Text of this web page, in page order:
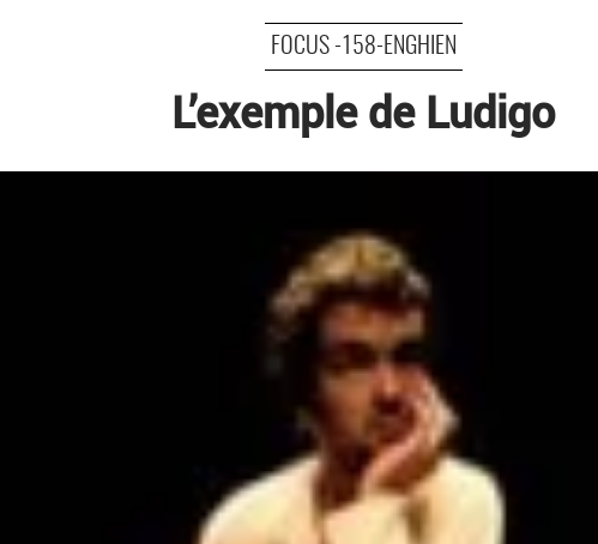
FOCUS -158-ENGHIEN
L’exemple de Ludigo